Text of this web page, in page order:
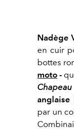
Nadège
en cuir
bottes
moto -
anglaise
par un